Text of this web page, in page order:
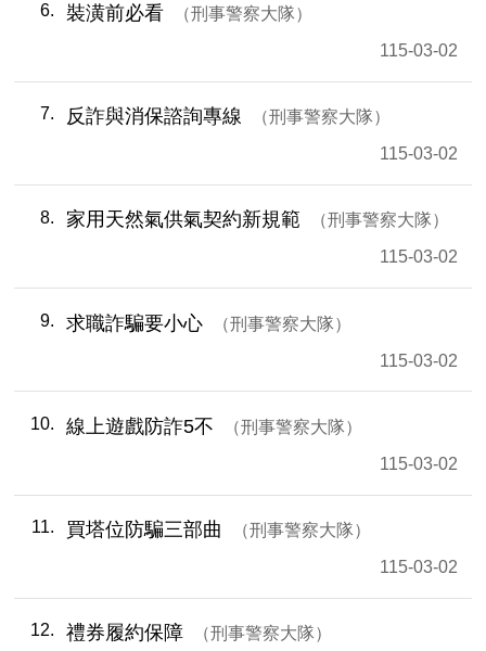
6 裝潢前必看
刑事警察大隊
115-03-02
7 反詐與消保諮詢專線
刑事警察大隊
115-03-02
8 家用天然氣供氣契約新規範
刑事警察大隊
115-03-02
9 求職詐騙要小心
刑事警察大隊
115-03-02
10 線上遊戲防詐5不
刑事警察大隊
115-03-02
11 買塔位防騙三部曲
刑事警察大隊
115-03-02
12 禮券履約保障
刑事警察大隊